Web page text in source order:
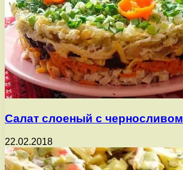
Салат слоеный с черносливом
22.02.2018